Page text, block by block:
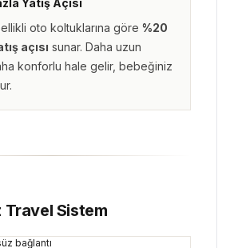
Yatış Açısı
oto koltuklarına göre %20
açısı sunar. Daha uzun
konforlu hale gelir, bebeğiniz
Sistem